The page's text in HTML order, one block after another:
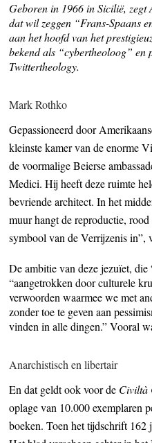
Geboren in 1966 in Sicilië,
dat wil zeggen “Frans-Spaans
aan het hoofd van het
bekend als “cybertheoloog” en
Twittertheology.
Mark Rothko
Gepassioneerd door
kleinste kamer van de enorme
de voormalige Beierse
Medici. Hij heeft deze ruimte
bevriende architect. In het
muur hangt de reproductie,
symbool van de Verrijzenis in”,
De ambitie van deze jezuïet,
“aangetrokken door culturele
verwoorden waarmee we met
zonder toe te geven aan
vinden in alle dingen.” Vooral
Anarchistisch en libertair
En dat geldt ook voor de Civiltà
oplage van 10.000 exemplaren
boeken. Toen het tijdschrift 162